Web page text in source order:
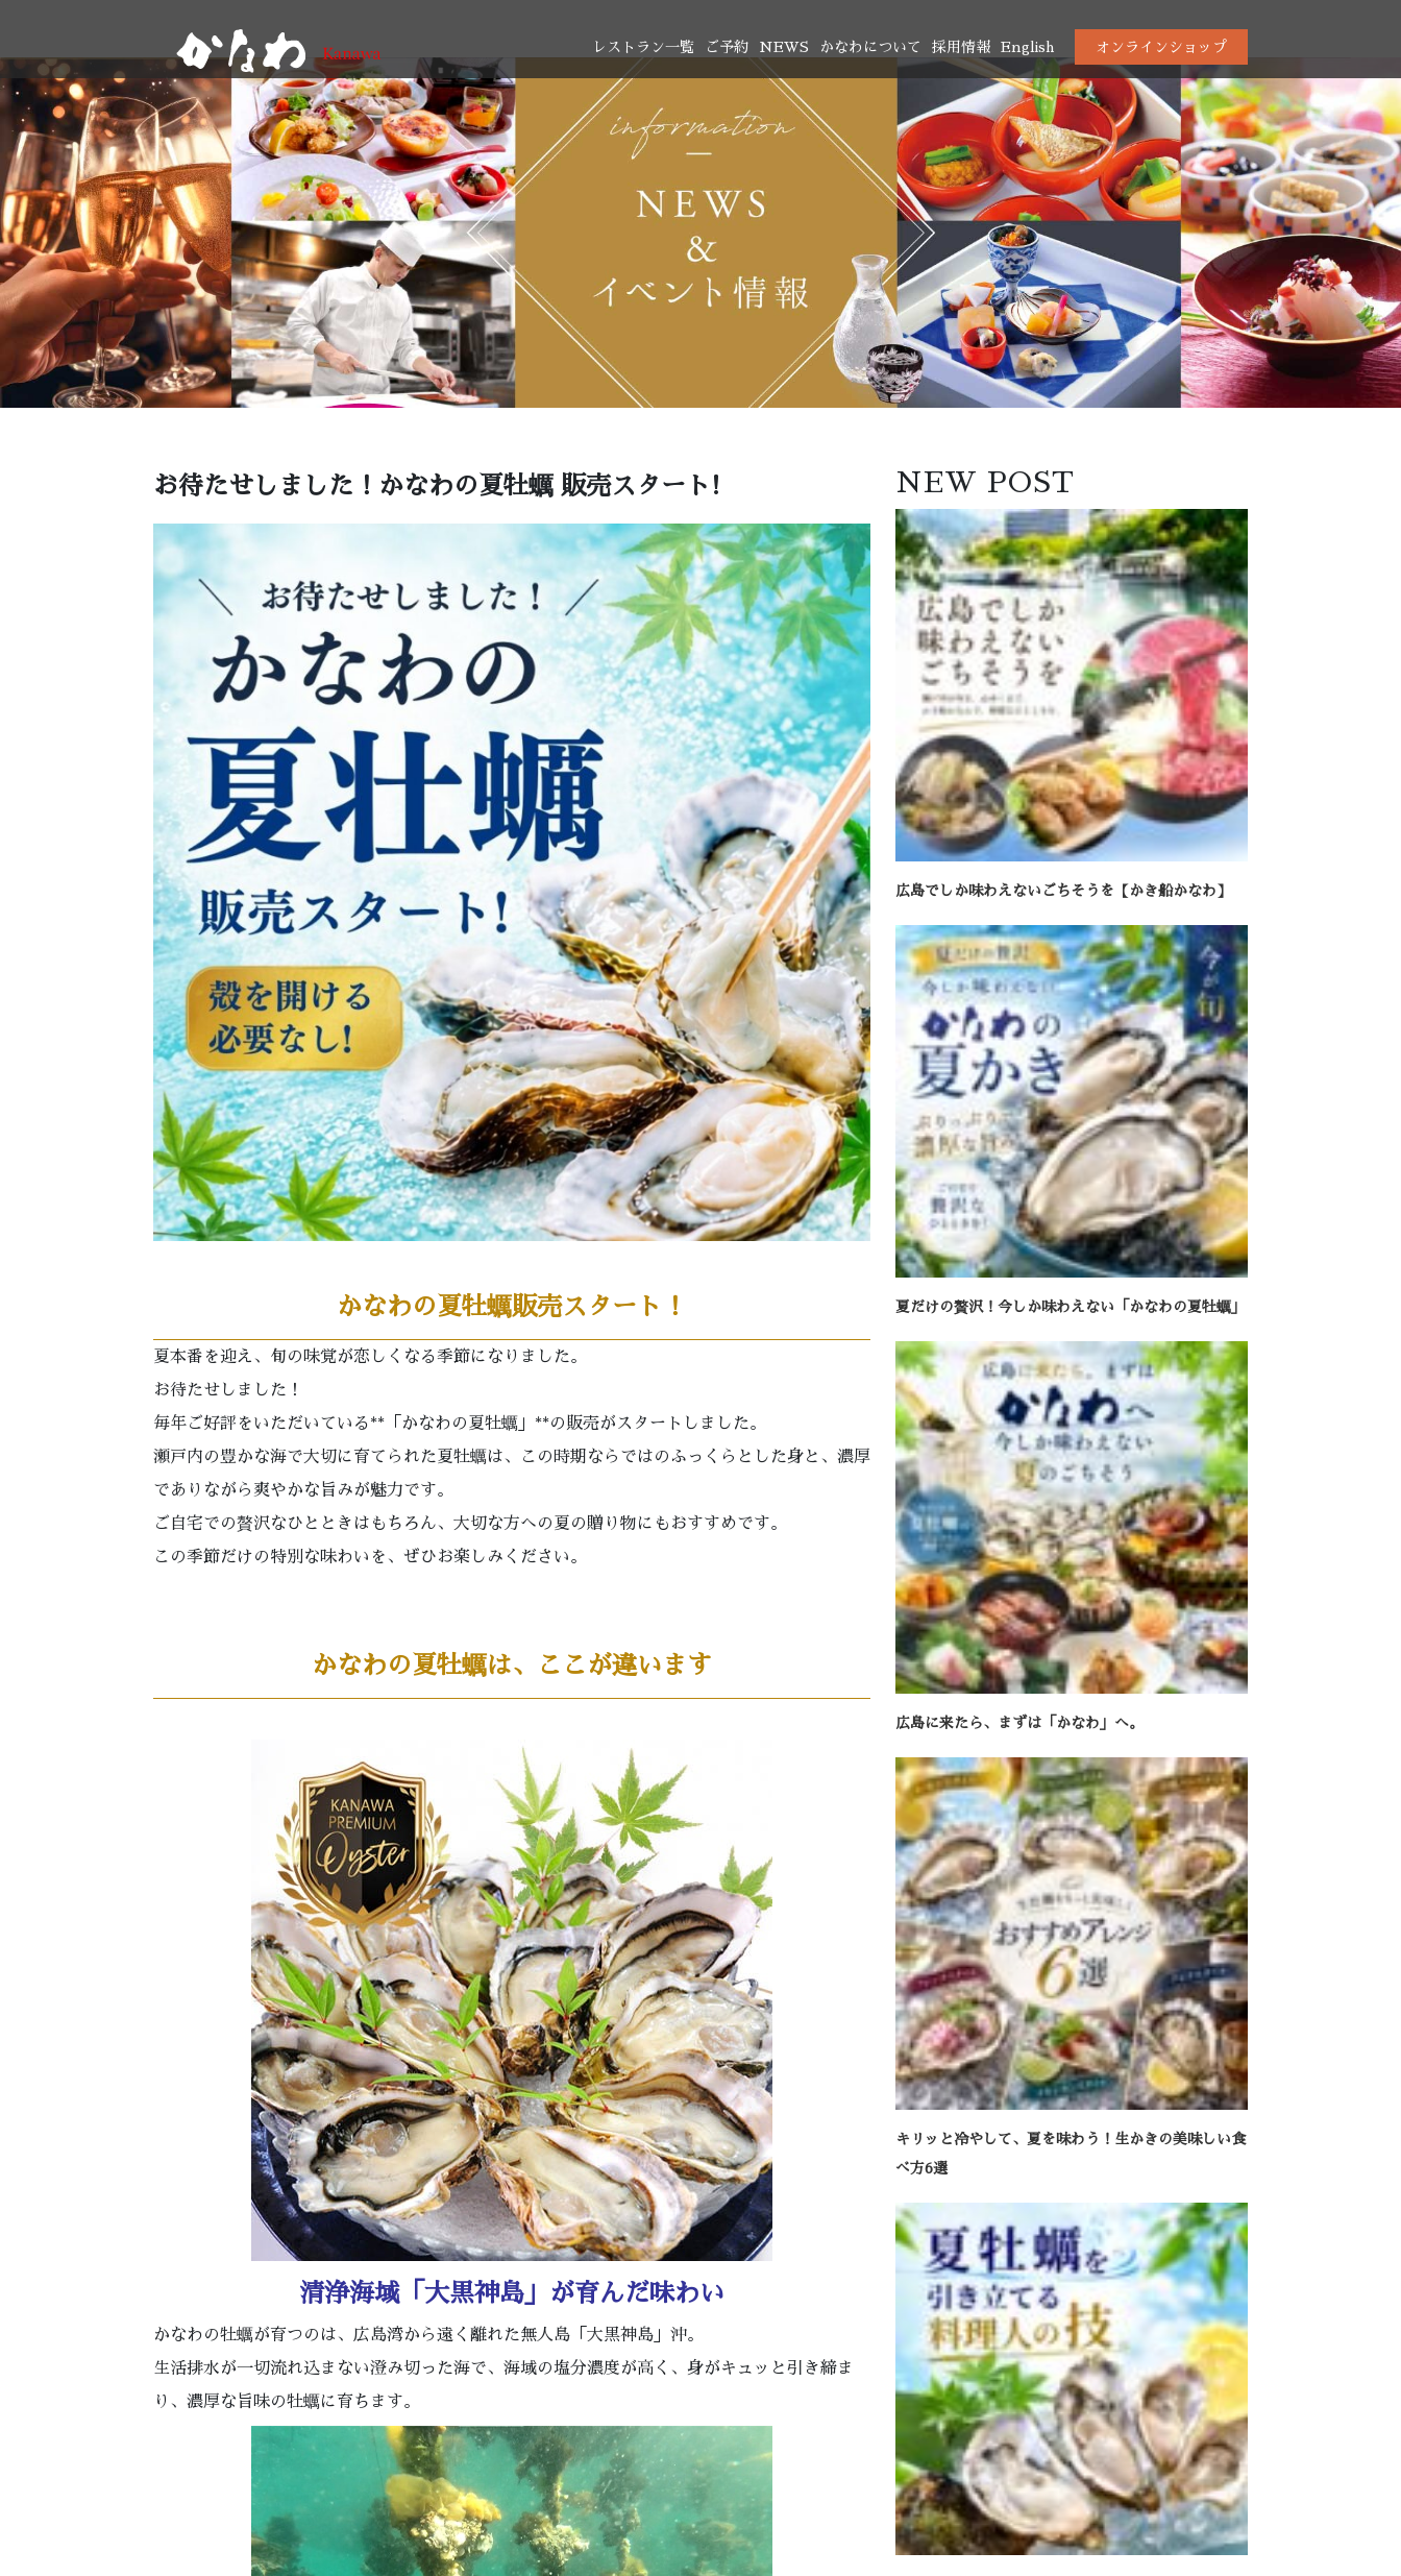
レストラン一覧 ご予約 NEWS かなわについて 採用情報 English オンラインショップ
お待たせしました！かなわの夏牡蠣 販売スタート!
かなわの夏牡蠣販売スタート！
夏本番を迎え、旬の味覚が恋しくなる季節になりました。
お待たせしました！
毎年ご好評をいただいている**「かなわの夏牡蠣」**の販売がスタートしました。
瀬戸内の豊かな海で大切に育てられた夏牡蠣は、この時期ならではのふっくらとした身と、濃厚
でありながら爽やかな旨みが魅力です。
ご自宅での贅沢なひとときはもちろん、大切な方への夏の贈り物にもおすすめです。
この季節だけの特別な味わいを、ぜひお楽しみください。
かなわの夏牡蠣は、ここが違います
清浄海域「大黒神島」が育んだ味わい
かなわの牡蠣が育つのは、広島湾から遠く離れた無人島「大黒神島」沖。
生活排水が一切流れ込まない澄み切った海で、海域の塩分濃度が高く、身がキュッと引き締ま
り、濃厚な旨味の牡蠣に育ちます。
NEW POST
広島でしか味わえないごちそうを【かき船かなわ】
夏だけの贅沢！今しか味わえない「かなわの夏牡蠣」
広島に来たら、まずは「かなわ」へ。
キリッと冷やして、夏を味わう！生かきの美味しい食
べ方6選